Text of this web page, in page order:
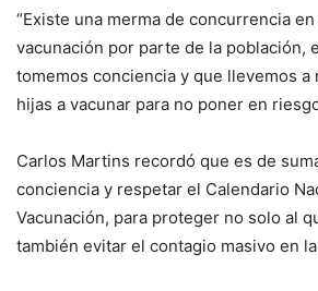
“Existe una merma de concurrencia
vacunación por parte de la población,
tomemos conciencia y que llevemos a
hijas a vacunar para no poner en
Carlos Martins recordó que es de
conciencia y respetar el Calendario
Vacunación, para proteger no solo al
también evitar el contagio masivo en